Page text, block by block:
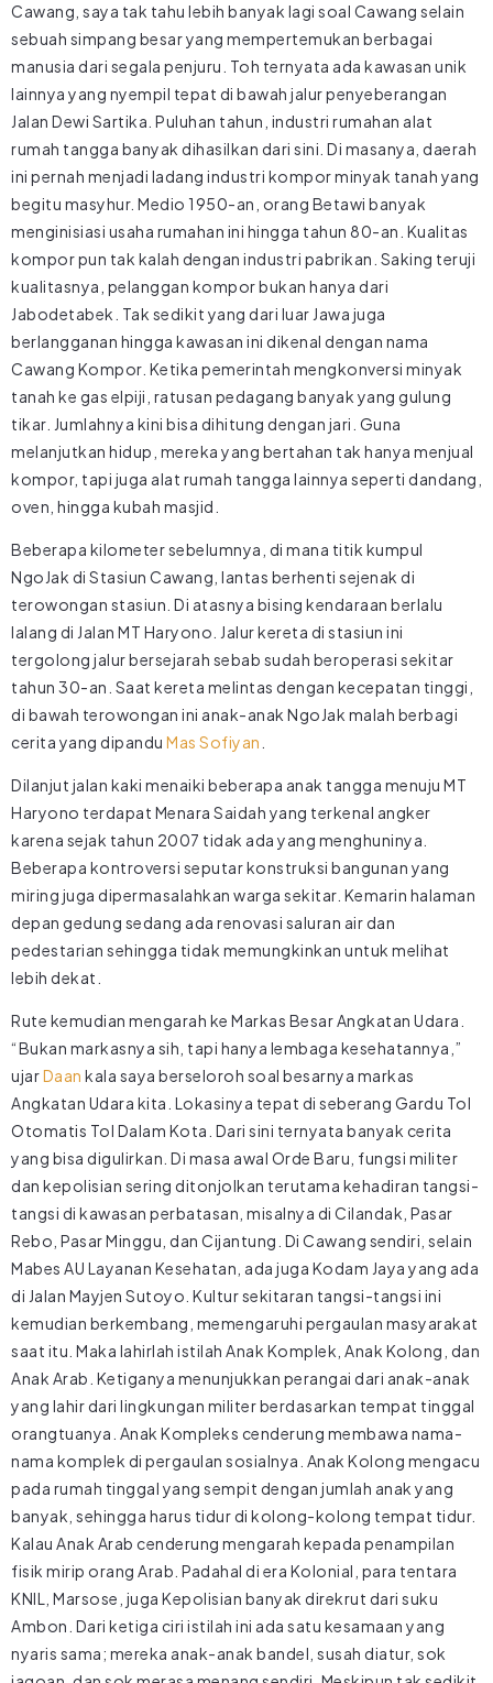
Cawang, saya tak tahu lebih banyak lagi soal Cawang selain
sebuah simpang besar yang mempertemukan berbagai
manusia dari segala penjuru. Toh ternyata ada kawasan unik
lainnya yang nyempil tepat di bawah jalur penyeberangan
Jalan Dewi Sartika. Puluhan tahun, industri rumahan alat
rumah tangga banyak dihasilkan dari sini. Di masanya, daerah
ini pernah menjadi ladang industri kompor minyak tanah yang
begitu masyhur. Medio 1950-an, orang Betawi banyak
menginisiasi usaha rumahan ini hingga tahun 80-an. Kualitas
kompor pun tak kalah dengan industri pabrikan. Saking teruji
kualitasnya, pelanggan kompor bukan hanya dari
Jabodetabek. Tak sedikit yang dari luar Jawa juga
berlangganan hingga kawasan ini dikenal dengan nama
Cawang Kompor. Ketika pemerintah mengkonversi minyak
tanah ke gas elpiji, ratusan pedagang banyak yang gulung
tikar. Jumlahnya kini bisa dihitung dengan jari. Guna
melanjutkan hidup, mereka yang bertahan tak hanya menjual
kompor, tapi juga alat rumah tangga lainnya seperti dandang,
oven, hingga kubah masjid.
Beberapa kilometer sebelumnya, di mana titik kumpul
NgoJak di Stasiun Cawang, lantas berhenti sejenak di
terowongan stasiun. Di atasnya bising kendaraan berlalu
lalang di Jalan MT Haryono. Jalur kereta di stasiun ini
tergolong jalur bersejarah sebab sudah beroperasi sekitar
tahun 30-an. Saat kereta melintas dengan kecepatan tinggi,
di bawah terowongan ini anak-anak NgoJak malah berbagi
cerita yang dipandu Mas Sofiyan
Dilanjut jalan kaki menaiki beberapa anak tangga menuju MT
Haryono terdapat Menara Saidah yang terkenal angker
karena sejak tahun 2007 tidak ada yang menghuninya.
Beberapa kontroversi seputar konstruksi bangunan yang
miring juga dipermasalahkan warga sekitar. Kemarin halaman
depan gedung sedang ada renovasi saluran air dan
pedestarian sehingga tidak memungkinkan untuk melihat
lebih dekat.
Rute kemudian mengarah ke Markas Besar Angkatan Udara.
“Bukan markasnya sih, tapi hanya lembaga kesehatannya,”
ujarDaan kala saya berseloroh soal besarnya markas
Angkatan Udara kita. Lokasinya tepat di seberang Gardu Tol
Otomatis Tol Dalam Kota. Dari sini ternyata banyak cerita
yang bisa digulirkan. Di masa awal Orde Baru, fungsi militer
dan kepolisian sering ditonjolkan terutama kehadiran tangsi-
tangsi di kawasan perbatasan, misalnya di Cilandak, Pasar
Rebo, Pasar Minggu, dan Cijantung. Di Cawang sendiri, selain
Mabes AU Layanan Kesehatan, ada juga Kodam Jaya yang ada
di Jalan Mayjen Sutoyo. Kultur sekitaran tangsi-tangsi ini
kemudian berkembang, memengaruhi pergaulan masyarakat
saat itu. Maka lahirlah istilah Anak Komplek, Anak Kolong, dan
Anak Arab. Ketiganya menunjukkan perangai dari anak-anak
yang lahir dari lingkungan militer berdasarkan tempat tinggal
orangtuanya. Anak Kompleks cenderung membawa nama-
nama komplek di pergaulan sosialnya. Anak Kolong mengacu
pada rumah tinggal yang sempit dengan jumlah anak yang
banyak, sehingga harus tidur di kolong-kolong tempat tidur.
Kalau Anak Arab cenderung mengarah kepada penampilan
fisik mirip orang Arab. Padahal di era Kolonial, para tentara
KNIL, Marsose, juga Kepolisian banyak direkrut dari suku
Ambon. Dari ketiga ciri istilah ini ada satu kesamaan yang
nyaris sama; mereka anak-anak bandel, susah diatur, sok